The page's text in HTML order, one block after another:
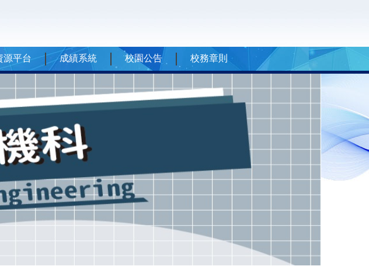
源平台 成績系統 校園公告 校務章則